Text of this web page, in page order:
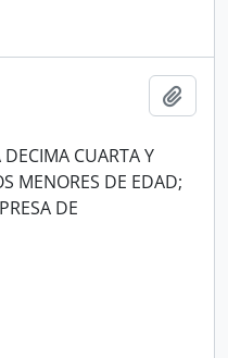
CUARTA Y
MENORES DE EDAD;
DE